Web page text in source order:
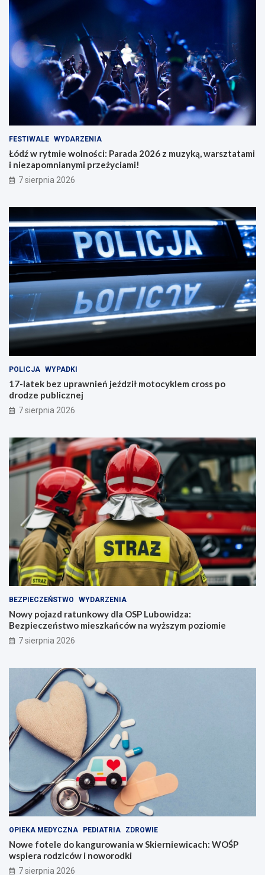
FESTIWALE WYDARZENIA
Łódź w rytmie wolności: Parada 2026 z muzyką, warsztatami
i niezapomnianymi przeżyciami!
7 sierpnia 2026
POLICJA WYPADKI
17-latek bez uprawnień jeździł motocyklem cross po
drodze publicznej
7 sierpnia 2026
BEZPIECZEŃSTWO WYDARZENIA
Nowy pojazd ratunkowy dla OSP Lubowidza:
Bezpieczeństwo mieszkańców na wyższym poziomie
7 sierpnia 2026
OPIEKA MEDYCZNA PEDIATRIA ZDROWIE
Nowe fotele do kangurowania w Skierniewicach: WOŚP
wspiera rodziców i noworodki
7 sierpnia 2026